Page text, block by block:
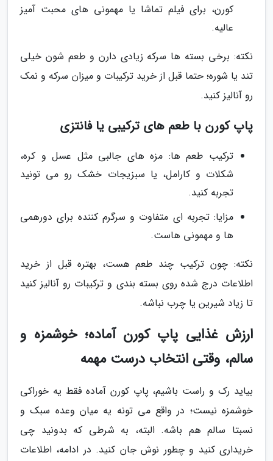
کورن، برای فیلم تماشا یا مهمونی های محبت آمیز
عالیه.
نکته: برخی بسته ها سرکه زیادی دارن و طعم شون خیلی
تند یا شوره؛ حتما قبل از خرید ترکیبات و میزان سرکه و نمک
رو آنالیز کنید.
پاپ کورن با طعم های ترکیبی یا فانتزی
ترکیب طعم ها: مزه های جالبی مثل عسل و کره،
شکلات و کارامل، یا سبزیجات خشک رو می تونید
تجربه کنید.
مزایا: تجربه ای متفاوت و سرگرم کننده برای دورهمی
ها و مهمونی هاست.
نکته: چون ترکیب چند طعم هست، بهتره قبل از خرید
اطلاعات درج شده روی بسته بندی و ترکیبات رو آنالیز کنید
تا زیاد شیرین یا چرب نباشه.
ارزش غذایی پاپ کورن آماده؛ خوشمزه و
سالم، وقتی انتخاب درست مهمه
بیاید رک و راست باشیم، پاپ کورن آماده فقط یه خوراکی
خوشمزه نیست؛ در واقع می تونه یه میان وعده سبک و
نسبتا سالم هم باشه. البته، به شرطی که بدونید چی
خریداری کنید و چطور نوش جان کنید. در ادامه، اطلاعات